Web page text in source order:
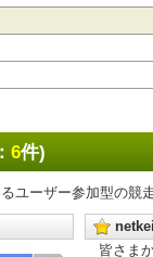
6件)
ユーザー参加型の競
皆さま